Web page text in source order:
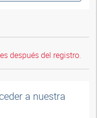
después del registro.
a nuestra